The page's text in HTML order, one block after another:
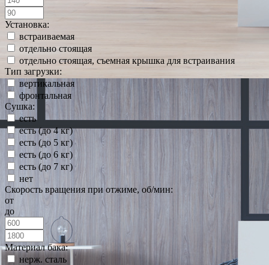
Установка:
встраиваемая
отдельно стоящая
отдельно стоящая, съемная крышка для встраивания
Тип загрузки:
вертикальная
фронтальная
Сушка:
есть
есть (до 4 кг)
есть (до 5 кг)
есть (до 6 кг)
есть (до 7 кг)
нет
Скорость вращения при отжиме, об/мин:
от
до
Материал бака:
нерж. сталь